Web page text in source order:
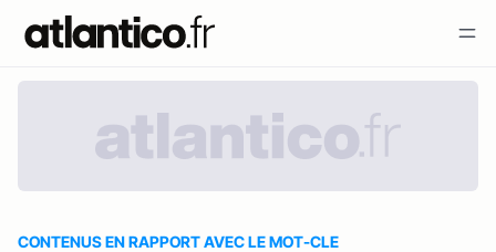
CONTENUS EN RAPPORT AVEC LE MOT-CLE